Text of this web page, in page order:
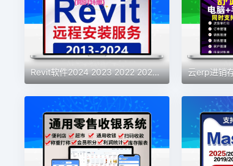
Revit软件2024 2023 2022 2021 2019 2018 2016BIM安装族库远程包